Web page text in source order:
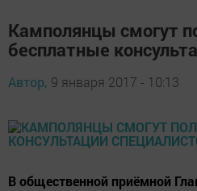
Камполянцы смогут
бесплатные
Автор, 9 января 2017 - 10:13
В общественной приёмной